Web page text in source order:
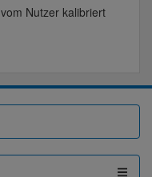
Nutzer kalibriert